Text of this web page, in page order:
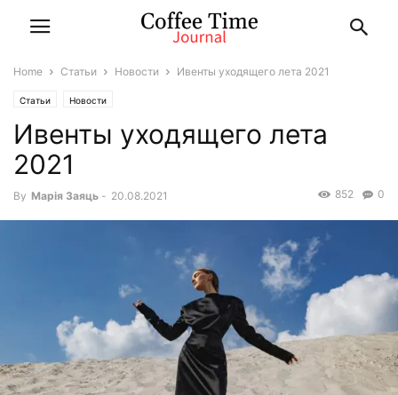
Home Статьи Новости Ивенты уходящего лета 2021
Статьи Новости
Ивенты уходящего лета
2021
By Марiя Заяць - 20.08.2021 0
852